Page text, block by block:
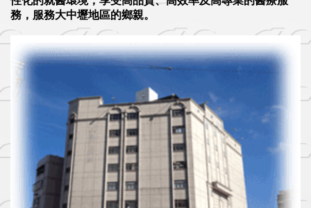
務，服務大中壢地區的鄉親。